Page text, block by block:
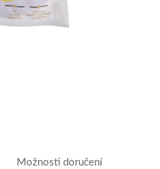
Možnosti doručení